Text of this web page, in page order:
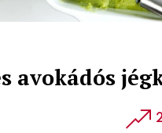
avokádós